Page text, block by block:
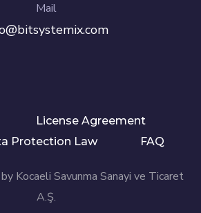
Mail
License Agreement
Protection Law
FAQ
Kocaeli Savunma Sanayi ve Ticaret
A.Ş.